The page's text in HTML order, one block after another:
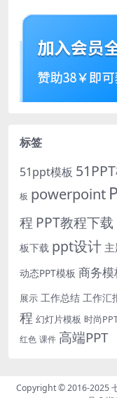
标签
51ppt模板
板 powerpoint
程 PPT教程下载
板下载 ppt设计
动态PPT模板 商务模
展示 工作总结 工作汇
程 幻灯片模板 时尚
红色 课件 高端PPT
Copyright © 2016-2025